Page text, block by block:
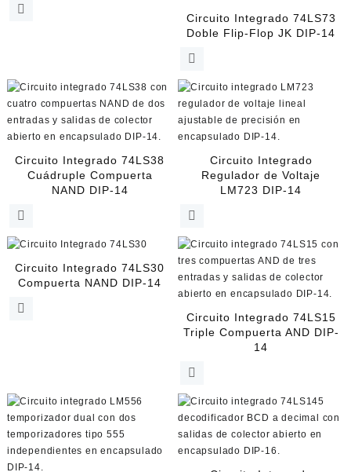
Circuito Integrado 74LS73
Doble Flip-Flop JK DIP-14
Circuito Integrado 74LS38
Cuádruple Compuerta
NAND DIP-14
Circuito Integrado
Regulador de Voltaje
LM723 DIP-14
Circuito Integrado 74LS30
Compuerta NAND DIP-14
Circuito Integrado 74LS15
Triple Compuerta AND DIP-
14